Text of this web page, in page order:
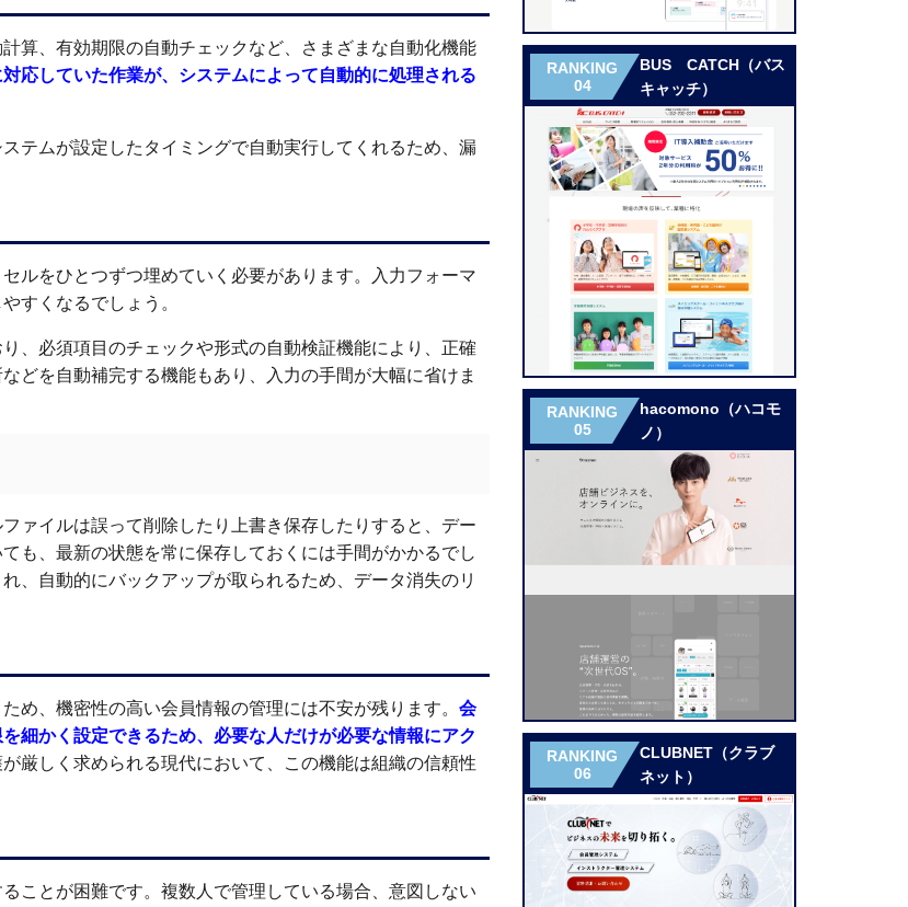
算、有効期限の自動チェックなど、さまざまな自動化機能
応していた作業が、システムによって自動的に処理される
テムが設定したタイミングで自動実行してくれるため、漏
ルをひとつずつ埋めていく必要があります。入力フォーマ
すくなるでしょう。
、必須項目のチェックや形式の自動検証機能により、正確
どを自動補完する機能もあり、入力の手間が大幅に省けま
ァイルは誤って削除したり上書き保存したりすると、デー
も、最新の状態を常に保存しておくには手間がかかるでし
、自動的にバックアップが取られるため、データ消失のリ
め、機密性の高い会員情報の管理には不安が残ります。 会
細かく設定できるため、必要な人だけが必要な情報にアク
厳しく求められる現代において、この機能は組織の信頼性
ことが困難です。複数人で管理している場合、意図しない
RANKING
04
BUS CATCH（バス
キャッチ）
RANKING
05
hacomono（ハコモ
ノ）
RANKING
06
CLUBNET（クラブ
ネット）